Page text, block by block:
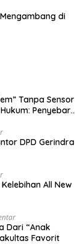
di
Tanpa Sensor
Penyebar
DPD Gerindra
All New
Dari “Anak
Favorit